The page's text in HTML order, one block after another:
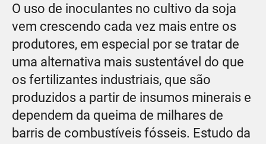
O uso de inoculantes no cultivo da soja
vem crescendo cada vez mais entre os
produtores, em especial por se tratar de
uma alternativa mais sustentável do que
os fertilizantes industriais, que são
produzidos a partir de insumos minerais e
dependem da queima de milhares de
barris de combustíveis fósseis. Estudo da